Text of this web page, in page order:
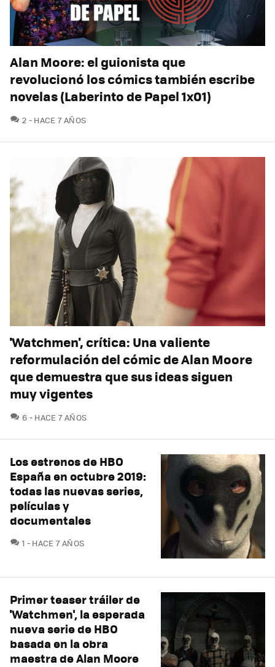
Alan Moore: el guionista que
revolucionó los cómics también escribe
novelas (Laberinto de Papel 1x01)
2 COMENTARIOS
HACE 7 AÑOS
'Watchmen', crítica: Una valiente
reformulación del cómic de Alan Moore
que demuestra que sus ideas siguen
muy vigentes
6 COMENTARIOS
HACE 7 AÑOS
Los estrenos de HBO
España en octubre 2019:
todas las nuevas series,
películas y
documentales
1 COMENTARIOS
HACE 7 AÑOS
Primer teaser tráiler de
'Watchmen', la esperada
nueva serie de HBO
basada en la obra
maestra de Alan Moore